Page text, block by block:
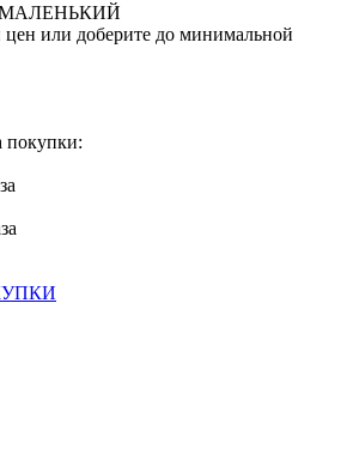
или доберите до минимальной
покупки: